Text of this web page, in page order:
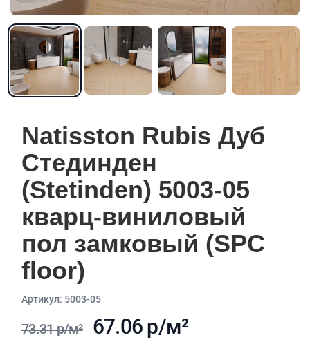
Natisston Rubis Дуб
Стединден
(Stetinden) 5003-05
кварц-виниловый
пол замковый (SPC
floor)
Aртикул: 5003-05
73.31 р/м² 67.06 р/м²